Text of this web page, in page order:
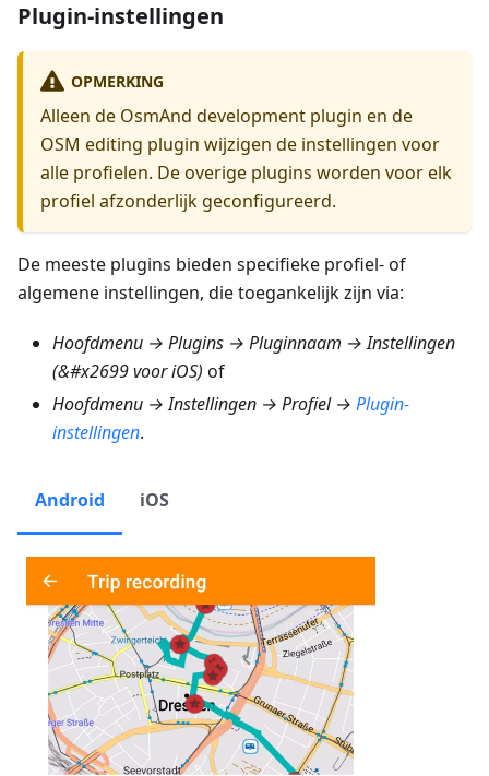
Plugin-instellingen
OPMERKING
Alleen de OsmAnd development plugin en de
OSM editing plugin wijzigen de instellingen voor
alle profielen. De overige plugins worden voor elk
profiel afzonderlijk geconfigureerd.
De meeste plugins bieden specifieke profiel- of
algemene instellingen, die toegankelijk zijn via:
Hoofdmenu → Plugins → Pluginnaam → Instellingen
(&#x2699 voor iOS) of
Hoofdmenu → Instellingen → Profiel → Plugin-
instellingen.
Android iOS